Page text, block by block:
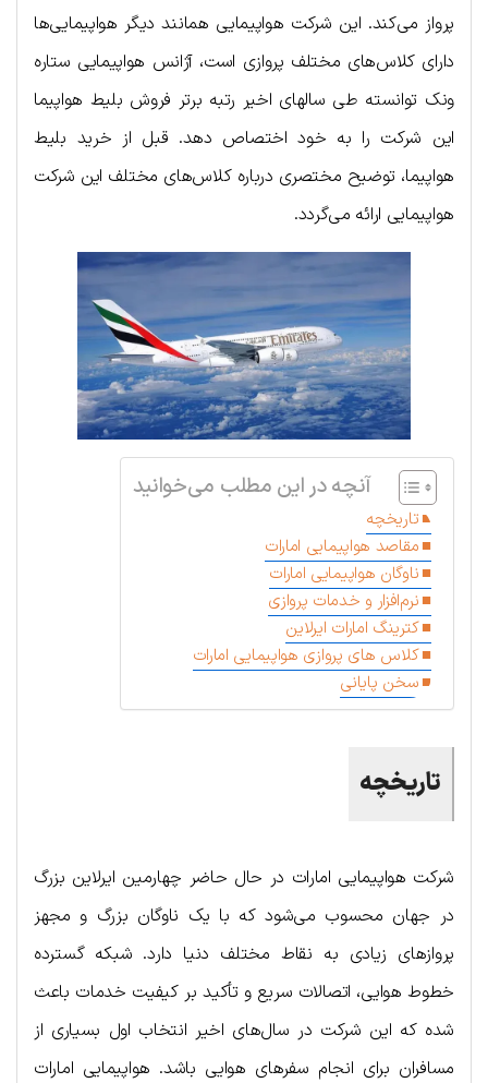
پرواز می‌کند. این شرکت هواپیمایی همانند دیگر هواپیمایی‌ها
دارای کلاس‌های مختلف پروازی است، آژانس هواپیمایی ستاره
ونک توانسته طی سالهای اخیر رتبه برتر فروش بلیط هواپیما
این شرکت را به خود اختصاص دهد. قبل از خرید بلیط
هواپیما، توضیح مختصری درباره کلاس‌های مختلف این شرکت
هواپیمایی ارائه می‌گردد.
آنچه در این مطلب می‌خوانید
تاریخچه
مقاصد هواپیمایی امارات
ناوگان هواپیمایی امارات
نرم‌افزار و خدمات پروازی
کترینگ امارات ایرلاین
کلاس های پروازی هواپیمایی امارات
سخن پایانی
تاریخچه
شرکت هواپیمایی امارات در حال حاضر چهارمین ایرلاین بزرگ
در جهان محسوب می‌شود که با یک ناوگان بزرگ و مجهز
پروازهای زیادی به نقاط مختلف دنیا دارد. شبکه گسترده
خطوط هوایی، اتصالات سریع و تأکید بر کیفیت خدمات باعث
شده که این شرکت در سال‌های اخیر انتخاب اول بسیاری از
مسافران برای انجام سفرهای هوایی باشد. هواپیمایی امارات